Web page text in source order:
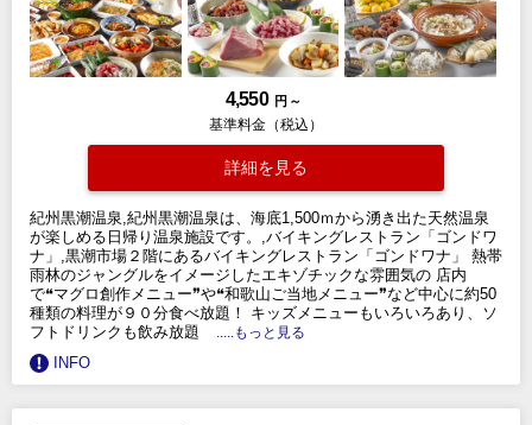
4,550 円 ～
基準料金（税込）
詳細を見る
紀州黒潮温泉,紀州黒潮温泉は、海底1,500ｍから湧き出た天然温泉
が楽しめる日帰り温泉施設です。,バイキングレストラン「ゴンドワ
ナ」,黒潮市場２階にあるバイキングレストラン「ゴンドワナ」 熱帯
雨林のジャングルをイメージしたエキゾチックな雰囲気の 店内
で❝マグロ創作メニュー❞や❝和歌山ご当地メニュー❞など中心に約50
種類の料理が９０分食べ放題！ キッズメニューもいろいろあり、ソ
フトドリンクも飲み放題
.....もっと見る
INFO